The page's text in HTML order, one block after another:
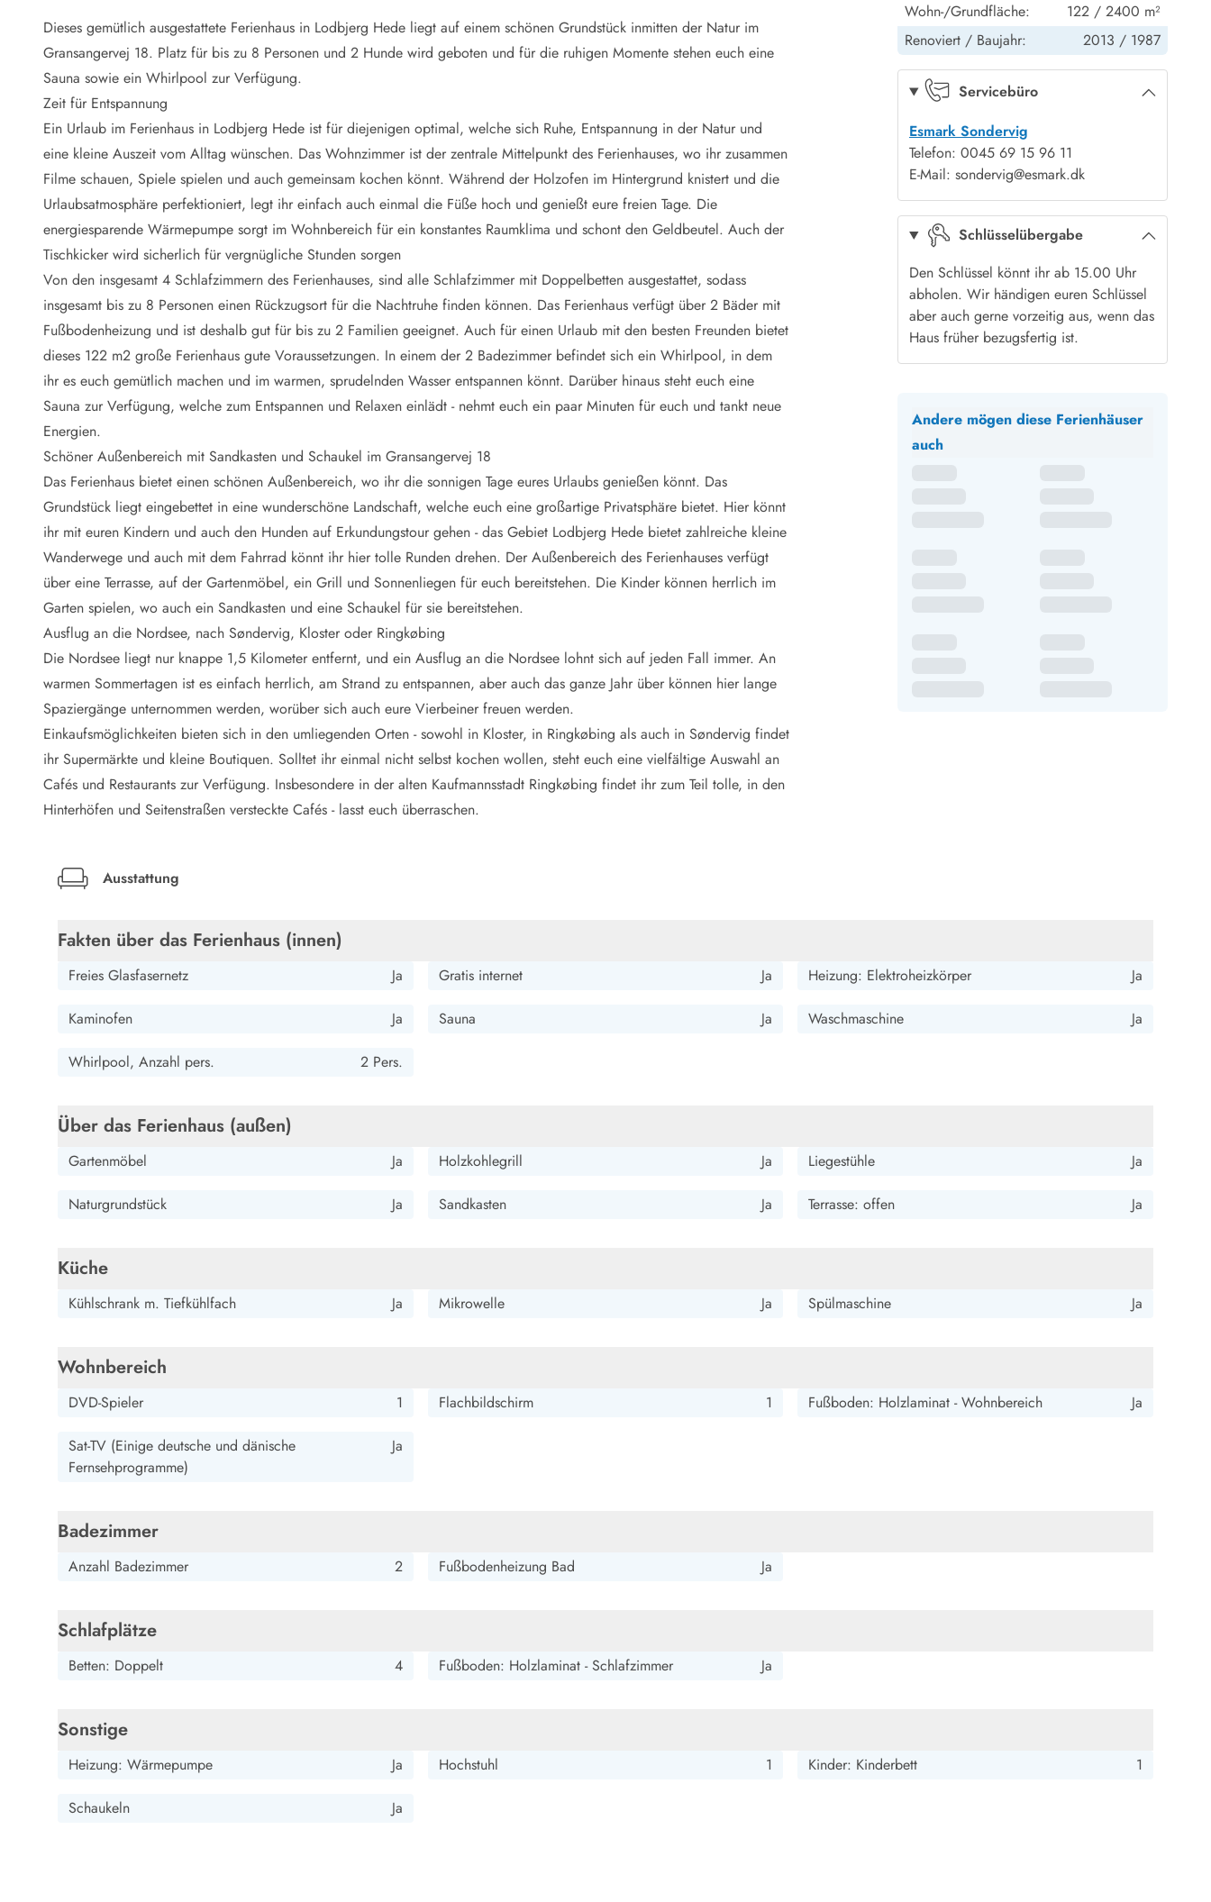
Verleihservice
Reisescheckliste
Endreinigung
Gutschein
Frühbucher
Mietbedingungen
Reiseführer Dänemark
Tipps für Urlaub in Dänemark
Wetter in Dänemark
Saisonzeiten
Badesicherheit im Meer
Naturschutz
Webcam Dänemark
Ferienhauskatalog
Fotowettbewerb
Vorteile bei uns
Reisecurity
Esmark KidsVIP
Esmark VIP - Partnervorteile und Rabatte
Preisgarantie
Keine Kaution
Gästebewertungen
Gratis WLAN
We love people
Esmark VIP Partnervorteile
Esmark KidsVIP
LEGOLAND® Rabatt
Urlaub mit Kindern
Urlaub mit Hund
Urlaub am Strand
Urlaub in der Natur
Finde Bernstein am Strand
Freizeitparks in Dänemark
Bowling in Dänemark
Schwimmhallen und Badeländer
Fitnesscenter in Dänemark
Reiten in Dänemark
Wandern in Dänemark
Wasserski in Dänemark
Segeln in Dänemark
Historische Museen
Kunsthandwerk und Galerien
Einkaufen und Shopping
Wikinger in Dänemark
Kontakt & Öffnungszeiten
Qualität seit 1965
Newsletter
Mietbedingungen
Impressum
Dieses gemütlich ausgestattete Ferienhaus in Lodbjerg Hede liegt auf einem schönen Grundstück inmitten der Natur im
Gransangervej 18. Platz für bis zu 8 Personen und 2 Hunde wird geboten und für die ruhigen Momente stehen euch eine
Sauna sowie ein Whirlpool zur Verfügung.
Zeit für Entspannung
Ein Urlaub im Ferienhaus in Lodbjerg Hede ist für diejenigen optimal, welche sich Ruhe, Entspannung in der Natur und
eine kleine Auszeit vom Alltag wünschen. Das Wohnzimmer ist der zentrale Mittelpunkt des Ferienhauses, wo ihr zusammen
Filme schauen, Spiele spielen und auch gemeinsam kochen könnt. Während der Holzofen im Hintergrund knistert und die
Urlaubsatmosphäre perfektioniert, legt ihr einfach auch einmal die Füße hoch und genießt eure freien Tage. Die
energiesparende Wärmepumpe sorgt im Wohnbereich für ein konstantes Raumklima und schont den Geldbeutel. Auch der
Tischkicker wird sicherlich für vergnügliche Stunden sorgen
Von den insgesamt 4 Schlafzimmern des Ferienhauses, sind alle Schlafzimmer mit Doppelbetten ausgestattet, sodass
insgesamt bis zu 8 Personen einen Rückzugsort für die Nachtruhe finden können. Das Ferienhaus verfügt über 2 Bäder mit
Fußbodenheizung und ist deshalb gut für bis zu 2 Familien geeignet. Auch für einen Urlaub mit den besten Freunden bietet
dieses 122 m2 große Ferienhaus gute Voraussetzungen. In einem der 2 Badezimmer befindet sich ein Whirlpool, in dem
ihr es euch gemütlich machen und im warmen, sprudelnden Wasser entspannen könnt. Darüber hinaus steht euch eine
Sauna zur Verfügung, welche zum Entspannen und Relaxen einlädt - nehmt euch ein paar Minuten für euch und tankt neue
Energien.
Schöner Außenbereich mit Sandkasten und Schaukel im Gransangervej 18
Das Ferienhaus bietet einen schönen Außenbereich, wo ihr die sonnigen Tage eures Urlaubs genießen könnt. Das
Grundstück liegt eingebettet in eine wunderschöne Landschaft, welche euch eine großartige Privatsphäre bietet. Hier könnt
ihr mit euren Kindern und auch den Hunden auf Erkundungstour gehen - das Gebiet Lodbjerg Hede bietet zahlreiche kleine
Wanderwege und auch mit dem Fahrrad könnt ihr hier tolle Runden drehen. Der Außenbereich des Ferienhauses verfügt
über eine Terrasse, auf der Gartenmöbel, ein Grill und Sonnenliegen für euch bereitstehen. Die Kinder können herrlich im
Garten spielen, wo auch ein Sandkasten und eine Schaukel für sie bereitstehen.
Ausflug an die Nordsee, nach Søndervig, Kloster oder Ringkøbing
Die Nordsee liegt nur knappe 1,5 Kilometer entfernt, und ein Ausflug an die Nordsee lohnt sich auf jeden Fall immer. An
warmen Sommertagen ist es einfach herrlich, am Strand zu entspannen, aber auch das ganze Jahr über können hier lange
Spaziergänge unternommen werden, worüber sich auch eure Vierbeiner freuen werden.
Einkaufsmöglichkeiten bieten sich in den umliegenden Orten - sowohl in Kloster, in Ringkøbing als auch in Søndervig findet
ihr Supermärkte und kleine Boutiquen. Solltet ihr einmal nicht selbst kochen wollen, steht euch eine vielfältige Auswahl an
Cafés und Restaurants zur Verfügung. Insbesondere in der alten Kaufmannsstadt Ringkøbing findet ihr zum Teil tolle, in den
Hinterhöfen und Seitenstraßen versteckte Cafés - lasst euch überraschen.
Wohn-/Grundfläche:
122 / 2400 m²
Renoviert / Baujahr: 2013 / 1987
Servicebüro
Esmark Sondervig
Telefon: 0045 69 15 96 11
E-Mail: sondervig@esmark.dk
Schlüsselübergabe
Den Schlüssel könnt ihr ab 15.00 Uhr
abholen. Wir händigen euren Schlüssel
aber auch gerne vorzeitig aus, wenn das
Haus früher bezugsfertig ist.
Andere mögen diese Ferienhäuser
auch
Ausstattung
Fakten über das Ferienhaus (innen)
Freies Glasfasernetz Ja Gratis internet Ja Heizung: Elektroheizkörper Ja
Kaminofen Ja Sauna Ja Waschmaschine Ja
Whirlpool, Anzahl pers. 2 Pers.
Über das Ferienhaus (außen)
Gartenmöbel Ja Holzkohlegrill Ja Liegestühle Ja
Naturgrundstück Ja Sandkasten Ja Terrasse: offen Ja
Küche
Kühlschrank m. Tiefkühlfach Ja Mikrowelle Ja Spülmaschine Ja
Wohnbereich
DVD-Spieler 1 Flachbildschirm 1 Fußboden: Holzlaminat - Wohnbereich Ja
Sat-TV (Einige deutsche und dänische
Fernsehprogramme)
Ja
Badezimmer
Anzahl Badezimmer 2 Fußbodenheizung Bad Ja
Schlafplätze
Betten: Doppelt 4 Fußboden: Holzlaminat - Schlafzimmer Ja
Sonstige
Heizung: Wärmepumpe Ja Hochstuhl 1 Kinder: Kinderbett 1
Schaukeln Ja